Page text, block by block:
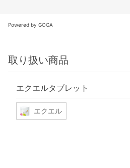
Powered by GOGA
取り扱い商品
エクエルタブレット
エクエル